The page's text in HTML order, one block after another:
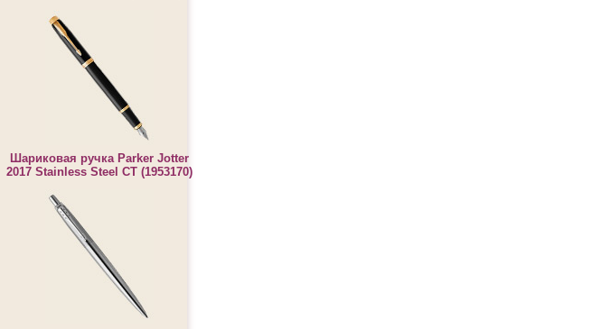
Шариковая ручка Parker Jotter
2017 Stainless Steel CT (1953170)